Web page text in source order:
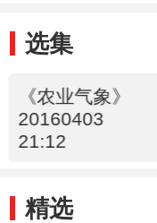
选集
《农业气象》
20160403
21:12
精选